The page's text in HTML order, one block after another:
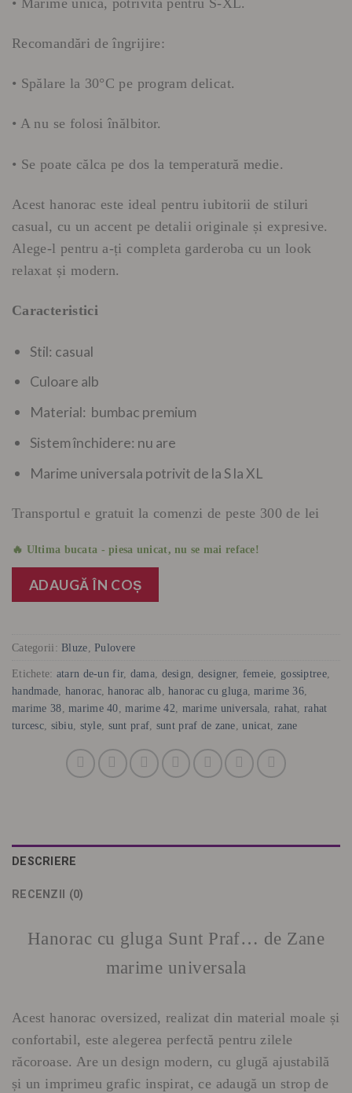
Recomandări de îngrijire:
• Spălare la 30°C pe program delicat.
• A nu se folosi înălbitor.
• Se poate călca pe dos la temperatură medie.
Acest hanorac este ideal pentru iubitorii de stiluri
casual, cu un accent pe detalii originale și expresive.
Alege-l pentru a-ți completa garderoba cu un look
relaxat și modern.
Caracteristici
Stil: casual
Culoare alb
Material: bumbac premium
Sistem închidere: nu are
Marime universala potrivit de la S la XL
Transportul e gratuit la comenzi de peste 300 de lei
🔥 Ultima bucata - piesa unicat, nu se mai reface!
ADAUGĂ ÎN COȘ
Categorii:Bluze ,Pulovere
Etichete: atarn de-un fir, dama design designer, femeie gossiptree,
handmade hanorac,hanorac alb ,hanorac cu gluga ,marime 36,
marime 38 ,marime 40 ,marime 42 marime universala rahat rahat
turcesc sibiu style sunt praf sunt praf de zane ,unicat, zane
DESCRIERE
RECENZII (0)
Hanorac cu gluga Sunt Praf… de Zane
marime universala
Acest hanorac oversized, realizat din material moale și
confortabil, este alegerea perfectă pentru zilele
răcoroase. Are un design modern, cu glugă ajustabilă
și un imprimeu grafic inspirat, ce adaugă un strop de